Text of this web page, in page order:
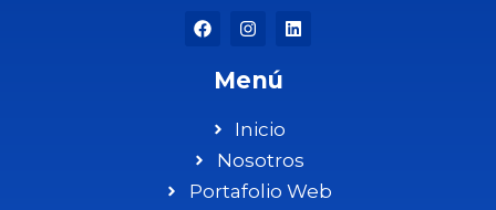
Menú
Inicio
Nosotros
Portafolio Web